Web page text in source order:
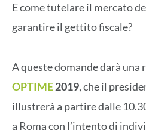
E come tutelare il mercato
garantire il gettito fiscale?
A queste domande darà una
OPTIME2019, che il
illustrerà a partire dalle
a Roma con l’intento di